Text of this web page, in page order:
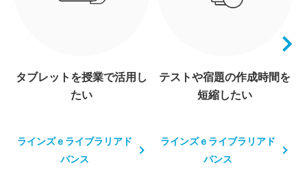
タブレットを授業で活用し
たい
ラインズｅライブラリアド
バンス
テストや宿題の作成時間を
短縮したい
ラインズｅライブラリアド
バンス